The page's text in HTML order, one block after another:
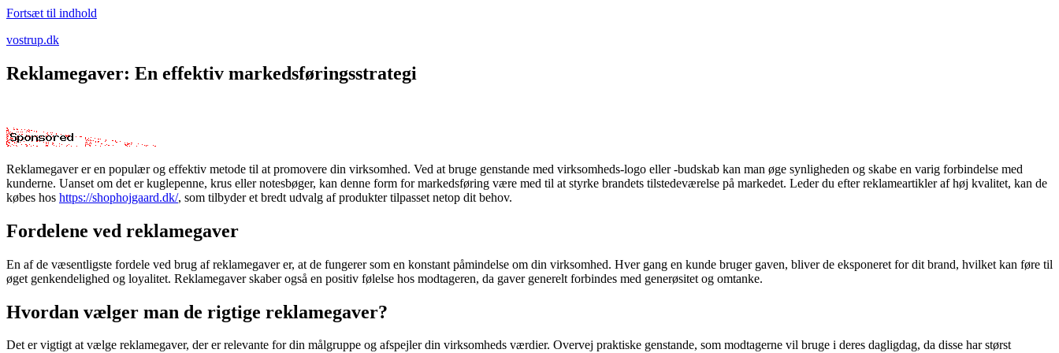
Fortsæt til indhold
vostrup.dk
Reklamegaver: En effektiv markedsføringsstrategi
Reklamegaver er en populær og effektiv metode til at promovere din virksomhed. Ved at bruge genstande med virksomheds-logo eller -budskab kan man øge synligheden og skabe en varig forbindelse med
kunderne. Uanset om det er kuglepenne, krus eller notesbøger, kan denne form for markedsføring være med til at styrke brandets tilstedeværelse på markedet. Leder du efter reklameartikler af høj kvalitet, kan de
købes hos https://shophojgaard.dk/, som tilbyder et bredt udvalg af produkter tilpasset netop dit behov.
Fordelene ved reklamegaver
En af de væsentligste fordele ved brug af reklamegaver er, at de fungerer som en konstant påmindelse om din virksomhed. Hver gang en kunde bruger gaven, bliver de eksponeret for dit brand, hvilket kan føre til
øget genkendelighed og loyalitet. Reklamegaver skaber også en positiv følelse hos modtageren, da gaver generelt forbindes med generøsitet og omtanke.
Hvordan vælger man de rigtige reklamegaver?
Det er vigtigt at vælge reklamegaver, der er relevante for din målgruppe og afspejler din virksomheds værdier. Overvej praktiske genstande, som modtagerne vil bruge i deres dagligdag, da disse har størst